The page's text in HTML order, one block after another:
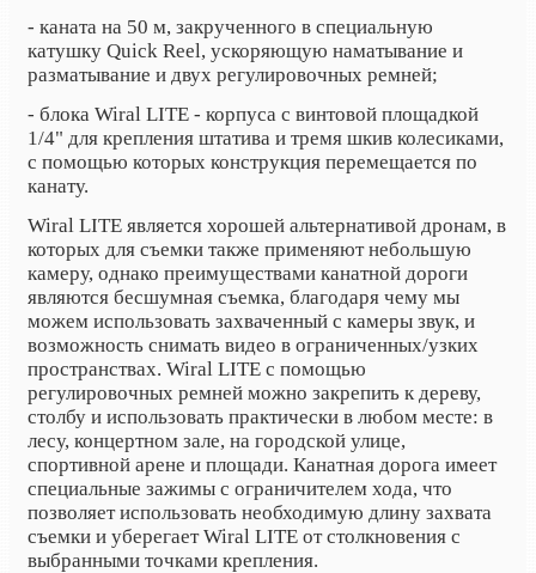
- каната на 50 м, закрученного в специальную
катушку Quick Reel, ускоряющую наматывание и
разматывание и двух регулировочных ремней;
- блока Wiral LITE - корпуса с винтовой площадкой
1/4" для крепления штатива и тремя шкив колесиками,
с помощью которых конструкция перемещается по
канату.
Wiral LITE является хорошей альтернативой дронам, в
которых для съемки также применяют небольшую
камеру, однако преимуществами канатной дороги
являются бесшумная съемка, благодаря чему мы
можем использовать захваченный с камеры звук, и
возможность снимать видео в ограниченных/узких
пространствах. Wiral LITE с помощью
регулировочных ремней можно закрепить к дереву,
столбу и использовать практически в любом месте: в
лесу, концертном зале, на городской улице,
спортивной арене и площади. Канатная дорога имеет
специальные зажимы с ограничителем хода, что
позволяет использовать необходимую длину захвата
съемки и уберегает Wiral LITE от столкновения с
выбранными точками крепления.